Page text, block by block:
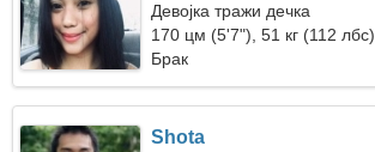
Девојка тражи дечка
170 цм (5'7"), 51 кг (112 лбс)
Брак
Shota